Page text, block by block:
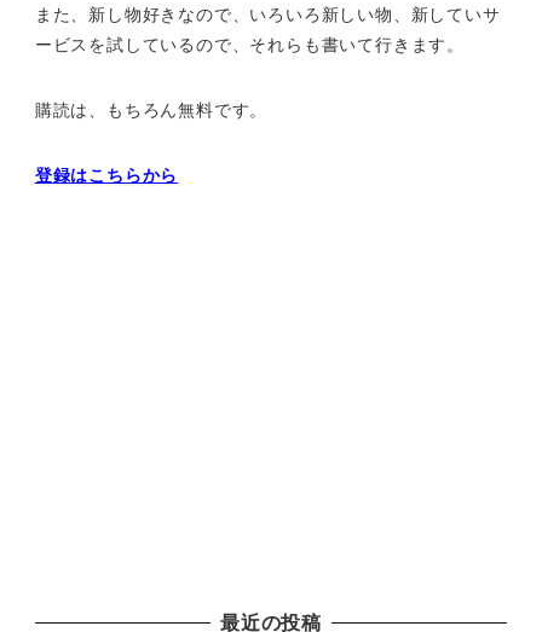
また、新し物好きなので、いろいろ新しい物、 新していサ
ービスを試しているので、それらも書いて行きます。
購読は、もちろん無料です。
登録はこちらから
最近の投稿